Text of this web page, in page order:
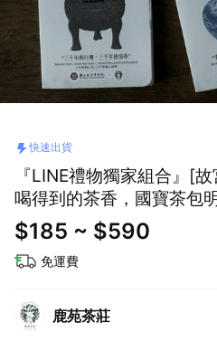
快速出貨
『LINE禮物獨家組合』[
喝得到的茶香，國寶茶包
可寄送)「快速出貨」
$185 ~ $590
免運費
鹿苑茶莊